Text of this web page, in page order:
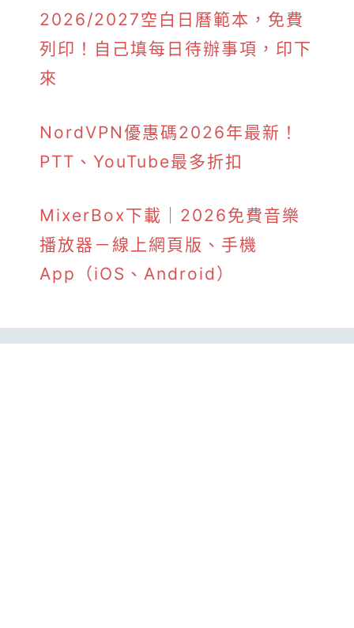
2026/2027空白日曆範本，免費
列印！自己填每日待辦事項，印下
來
NordVPN優惠碼2026年最新！
PTT、YouTube最多折扣
MixerBox下載｜2026免費音樂
播放器－線上網頁版、手機
App（iOS、Android）